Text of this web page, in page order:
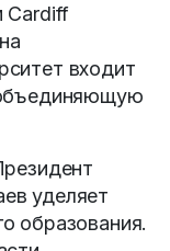
Cardiff
входит
уделяет
образования.